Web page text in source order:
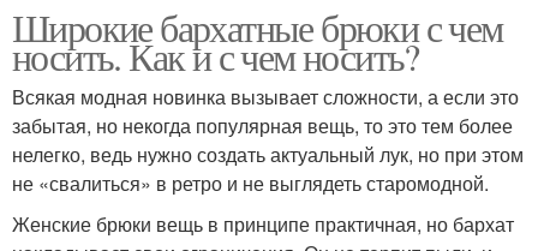
Широкие бархатные брюки с чем
носить. Как и с чем носить?
Всякая модная новинка вызывает сложности, а если это
забытая, но некогда популярная вещь, то это тем более
нелегко, ведь нужно создать актуальный лук, но при этом
не «свалиться» в ретро и не выглядеть старомодной.
Женские брюки вещь в принципе практичная, но бархат